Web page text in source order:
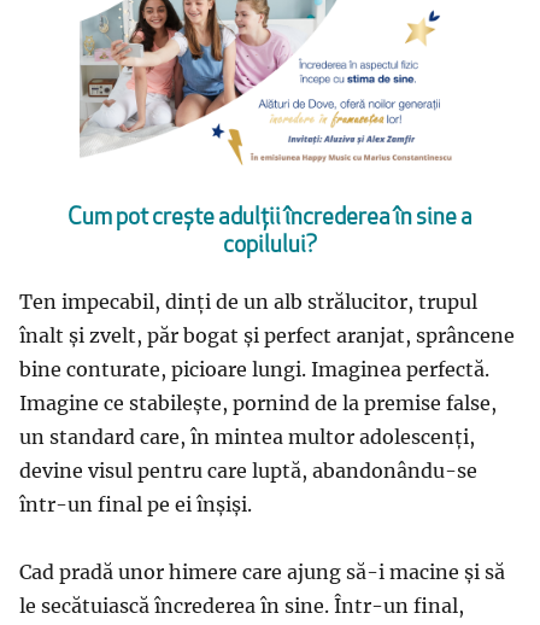
Cum pot crește adulții încrederea în sine a
copilului?
Ten impecabil, dinți de un alb strălucitor, trupul
înalt și zvelt, păr bogat și perfect aranjat, sprâncene
bine conturate, picioare lungi. Imaginea perfectă.
Imagine ce stabilește, pornind de la premise false,
un standard care, în mintea multor adolescenți,
devine visul pentru care luptă, abandonându-se
într-un final pe ei înșiși.
Cad pradă unor himere care ajung să-i macine și să
le secătuiască încrederea în sine. Într-un final,